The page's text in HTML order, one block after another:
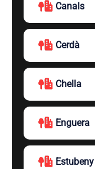
Canals
Cerdà
Chella
Enguera
Estubeny